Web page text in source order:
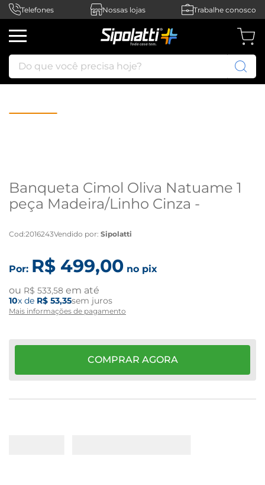
Telefones Nossas lojas Trabalhe conosco
Do que você precisa hoje?
Banqueta Cimol Oliva Natuame 1
peça Madeira/Linho Cinza -
Cod:2016243Vendido por: Sipolatti
Por: R$ 499,00 no pix
ou R$ 533,58 em até
10x de R$ 53,35sem juros
Mais informações de pagamento
COMPRAR AGORA